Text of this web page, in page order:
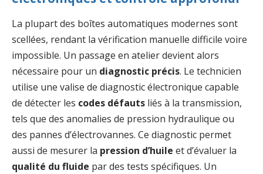
La plupart des boîtes automatiques modernes sont
scellées, rendant la vérification manuelle difficile voire
impossible. Un passage en atelier devient alors
nécessaire pour un diagnostic précis. Le technicien
utilise une valise de diagnostic électronique capable
de détecter les codes défauts liés à la transmission,
tels que des anomalies de pression hydraulique ou
des pannes d’électrovannes. Ce diagnostic permet
aussi de mesurer la pression d’huile et d’évaluer la
qualité du fluide par des tests spécifiques. Un